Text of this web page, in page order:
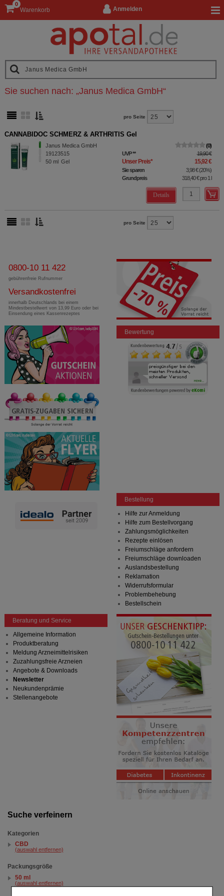
Anmelden
Warenkorb
0
Suche verfeinern
Kategorien
CBD
(auswahl entfernen)
Packungsgröße
50 ml
(auswahl entfernen)
Sie suchen nach: „Janus Medica GmbH“
pro Seite
CANNABIDOC SCHMERZ & ARTHRITIS Gel
Janus Medica GmbH
19123515
50 ml Gel
0
UVP** 19,90 €
Unser Preis* 15,92 €
Sie sparen 3,98 €(20%)
Grundpreis
318,40 €pro 1 l
Details
pro Seite
0800-10 11 422
gebührenfreie Rufnummer
Versandkostenfrei
innerhalb Deutschlands bei einem
Mindestbestellwert von 13,99 Euro oder bei
Einsendung eines Kassenrezeptes
Bewertung
Bestellung
Hilfe zur Anmeldung
Hilfe zum Bestellvorgang
Zahlungsmöglichkeiten
Rezepte einlösen
Freiumschläge anfordern
Freiumschläge downloaden
Auslandsbestellung
Reklamation
Widerrufsformular
Problembehebung
Bestellschein
Beratung und Service
Allgemeine Information
Produktberatung
Meldung Arzneimittelrisiken
Zuzahlungsfreie Arzneien
Angebote & Downloads
Newsletter
Neukundenprämie
Stellenangebote